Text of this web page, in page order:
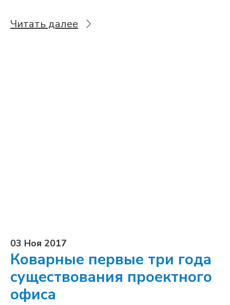
Читать далее
03 Ноя 2017
Коварные первые три года
существования проектного
офиса